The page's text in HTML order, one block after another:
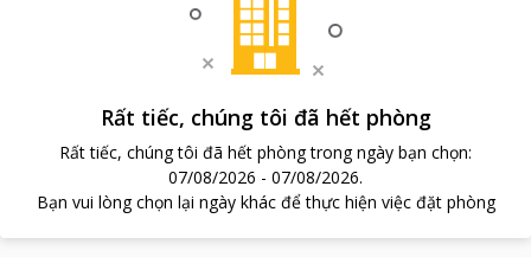
Rất tiếc, chúng tôi đã hết phòng
Rất tiếc, chúng tôi đã hết phòng trong ngày bạn chọn:
07/08/2026 - 07/08/2026.
Bạn vui lòng chọn lại ngày khác để thực hiện việc đặt phòng